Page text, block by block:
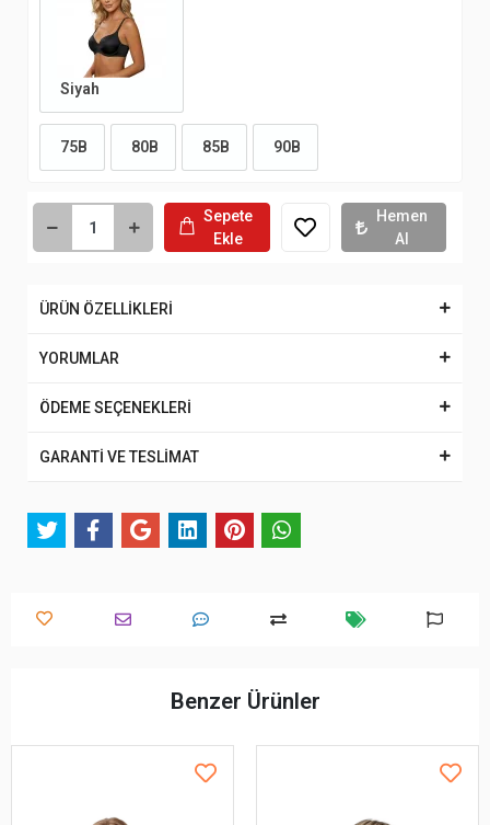
Siyah
75B 80B 85B 90B
Sepete
Ekle
Hemen
Al
ÜRÜN ÖZELLİKLERİ
YORUMLAR
ÖDEME SEÇENEKLERİ
GARANTİ VE TESLİMAT
Benzer Ürünler